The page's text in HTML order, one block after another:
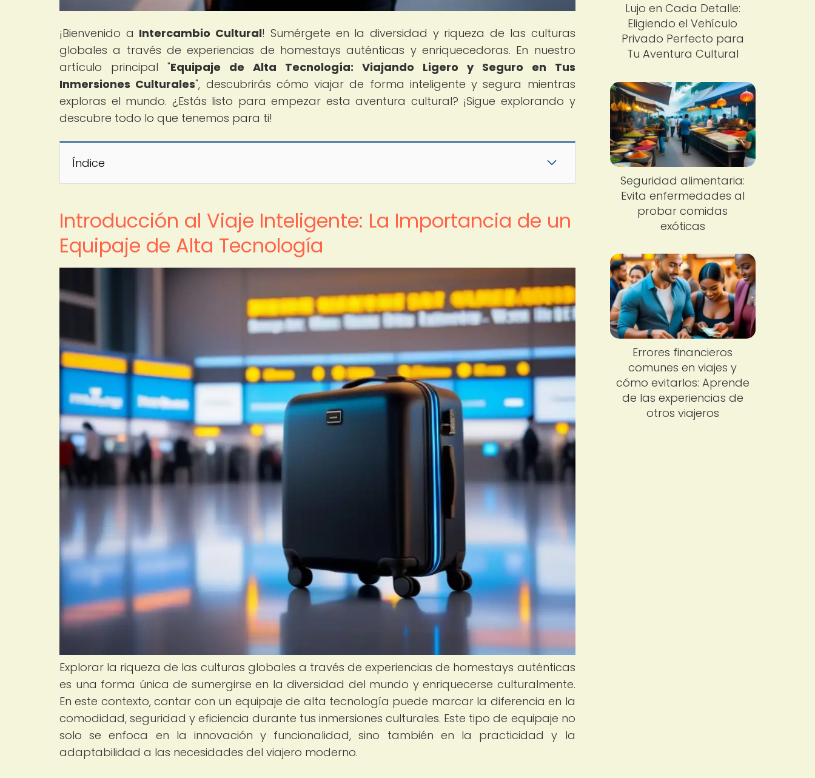
¡Bienvenido a Intercambio Cultural! Sumérgete en la diversidad y riqueza de las culturas
globales a través de experiencias de homestays auténticas y enriquecedoras. En nuestro
artículo principal "Equipaje de Alta Tecnología: Viajando Ligero y Seguro en Tus
Inmersiones Culturales", descubrirás cómo viajar de forma inteligente y segura mientras
exploras el mundo. ¿Estás listo para empezar esta aventura cultural? ¡Sigue explorando y
descubre todo lo que tenemos para ti!
Índice
Introducción al Viaje Inteligente: La Importancia de un
Equipaje de Alta Tecnología
Explorar la riqueza de las culturas globales a través de experiencias de homestays auténticas
es una forma única de sumergirse en la diversidad del mundo y enriquecerse culturalmente.
En este contexto, contar con un equipaje de alta tecnología puede marcar la diferencia en la
comodidad, seguridad y eficiencia durante tus inmersiones culturales. Este tipo de equipaje no
solo se enfoca en la innovación y funcionalidad, sino también en la practicidad y la
adaptabilidad a las necesidades del viajero moderno.
Lujo en Cada Detalle:
Eligiendo el Vehículo
Privado Perfecto para
Tu Aventura Cultural
Seguridad alimentaria:
Evita enfermedades al
probar comidas
exóticas
Errores financieros
comunes en viajes y
cómo evitarlos: Aprende
de las experiencias de
otros viajeros